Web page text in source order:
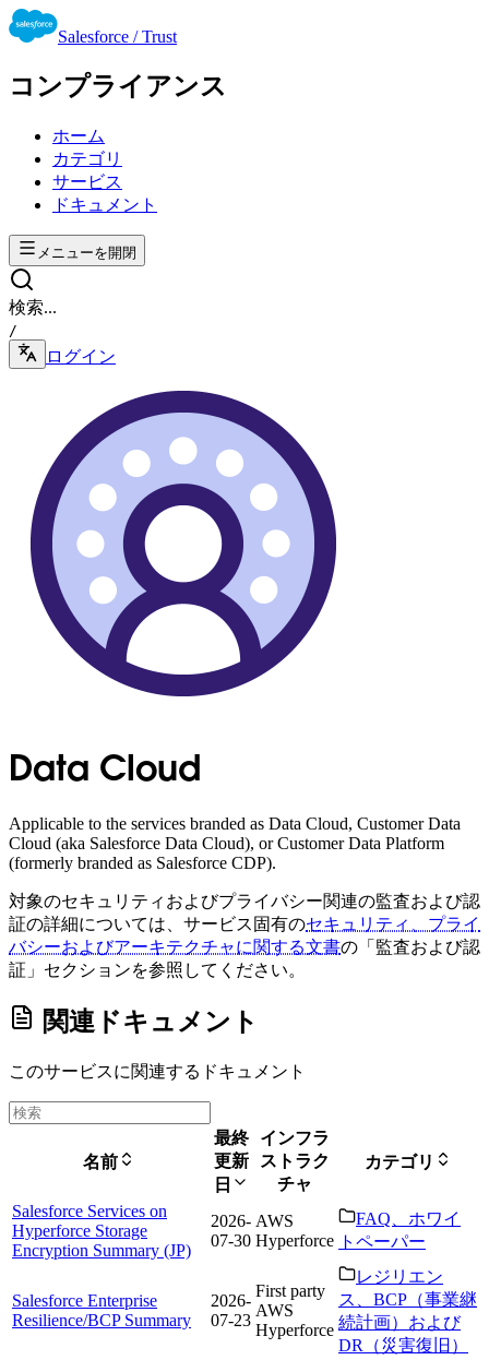
Salesforce / Trust
コンプライアンス
ホーム
カテゴリ
サービス
ドキュメント
メニューを開閉
検索...
/
ログイン
Data Cloud
Applicable to the services branded as Data Cloud, Customer Data
Cloud (aka Salesforce Data Cloud), or Customer Data Platform
(formerly branded as Salesforce CDP).
対象のセキュリティおよびプライバシー関連の監査および認
証の詳細については、サービス固有のセキュリティ、プライ
バシーおよびアーキテクチャに関する文書の「監査および認
証」セクションを参照してください。
関連ドキュメント
このサービスに関連するドキュメント
名前
最終
更新
日
インフラ
ストラク
チャ
カテゴリ
Salesforce Services on
Hyperforce Storage
Encryption Summary (JP)
2026-
07-30
AWS
Hyperforce
FAQ、ホワイ
トペーパー
Salesforce Enterprise
Resilience/BCP Summary
2026-
07-23
First party
AWS
Hyperforce
レジリエン
ス、BCP（事業継
続計画）および
DR（災害復旧）